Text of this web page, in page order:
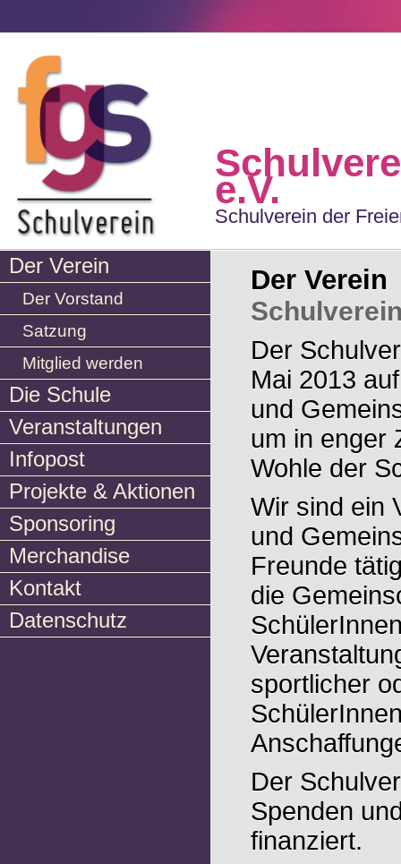
e.V.
Schulverein der
Der Verein
Der
Mai 2013
und
um in enger
Wohle der
Wir sind ein
und
Freunde
die
sportlicher
Der
Spenden
finanziert.
Der Verein
Der Vorstand
Satzung
Mitglied werden
Die Schule
Veranstaltungen
Infopost
Projekte & Aktionen
Sponsoring
Merchandise
Kontakt
Datenschutz